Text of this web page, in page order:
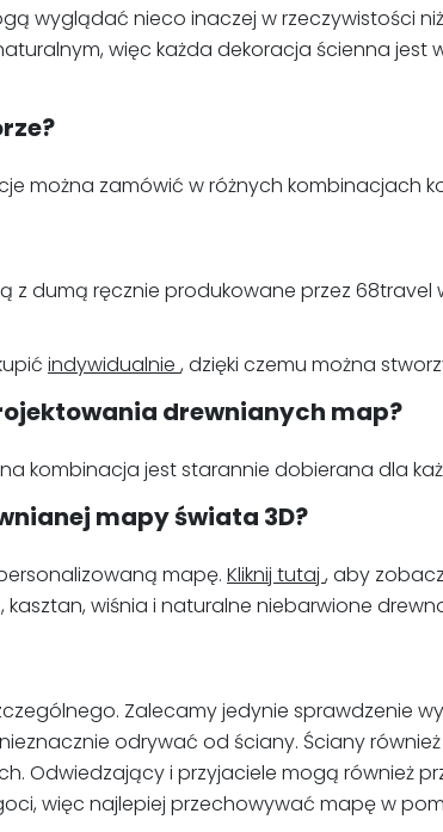
wyglądać nieco inaczej w rzeczywistości
więc każda dekoracja ścienna jest
można zamówić w różnych kombinacjach
z dumą ręcznie produkowane przez 68travel
indywidualnie , dzięki czemu można
drewnianych map?
kombinacja jest starannie dobierana dla
mapy świata 3D?
mapę. Kliknij tutaj , aby
wiśnia i naturalne niebarwione
Zalecamy jedynie sprawdzenie
odrywać od ściany. Ściany
Odwiedzający i przyjaciele mogą również
więc najlepiej przechowywać mapę w